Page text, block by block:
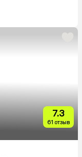
7.3
61 отзыв